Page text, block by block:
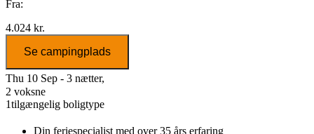
Fra:
4.024 kr.
Se campingplads
Thu 10 Sep - 3 nætter,
2 voksne
1tilgængelig boligtype
Din feriespecialistmed over 35 års erfaring